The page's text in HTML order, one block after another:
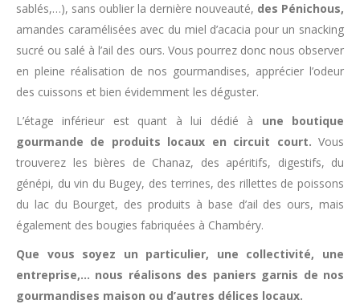
sablés,…), sans oublier la dernière nouveauté, des Pénichous,
amandes caramélisées avec du miel d’acacia pour un snacking
sucré ou salé à l’ail des ours. Vous pourrez donc nous observer
en pleine réalisation de nos gourmandises, apprécier l’odeur
des cuissons et bien évidemment les déguster.
L’étage inférieur est quant à lui dédié à une boutique
gourmande de produits locaux en circuit court. Vous
trouverez les bières de Chanaz, des apéritifs, digestifs, du
génépi, du vin du Bugey, des terrines, des rillettes de poissons
du lac du Bourget, des produits à base d’ail des ours, mais
également des bougies fabriquées à Chambéry.
Que vous soyez un particulier, une collectivité, une
entreprise,… nous réalisons des paniers garnis de nos
gourmandises maison ou d’autres délices locaux.